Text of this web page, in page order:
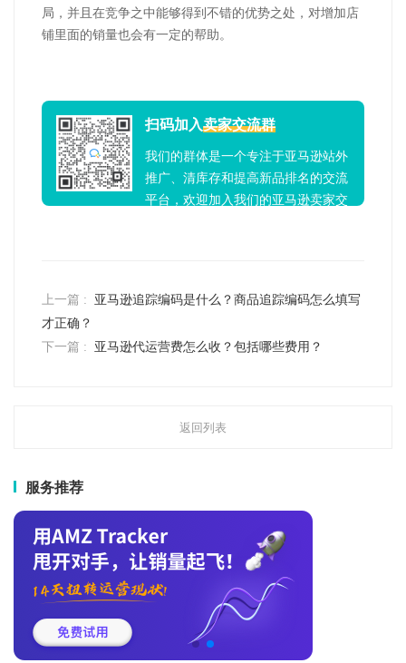
局，并且在竞争之中能够得到不错的优势之处，对增加店
铺里面的销量也会有一定的帮助。
扫码加入卖家交流群
我们的群体是一个专注于亚马逊站外
推广、清库存和提高新品排名的交流
平台，欢迎加入我们的亚马逊卖家交
上一篇 :
亚马逊追踪编码是什么？商品追踪编码怎么填写
才正确？
下一篇 :
亚马逊代运营费怎么收？包括哪些费用？
返回列表
服务推荐